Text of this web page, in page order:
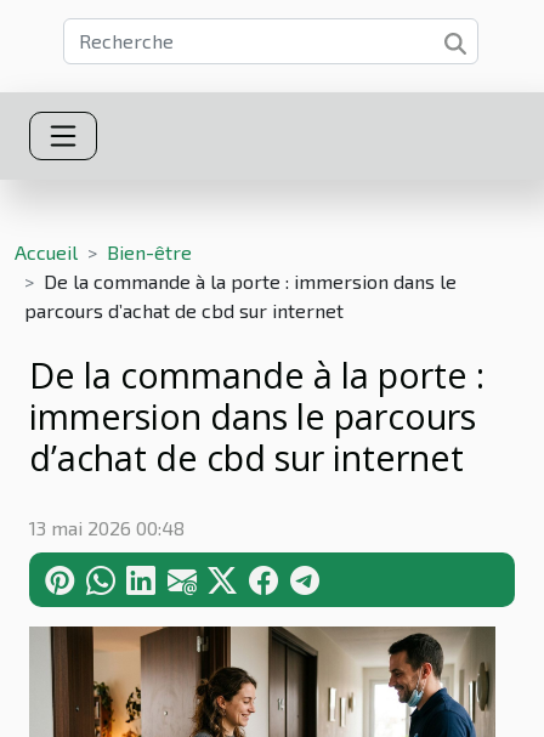
Accueil
Bien-être
De la commande à la porte : immersion dans le
parcours d’achat de cbd sur internet
De la commande à la porte :
immersion dans le parcours
d’achat de cbd sur internet
13 mai 2026 00:48